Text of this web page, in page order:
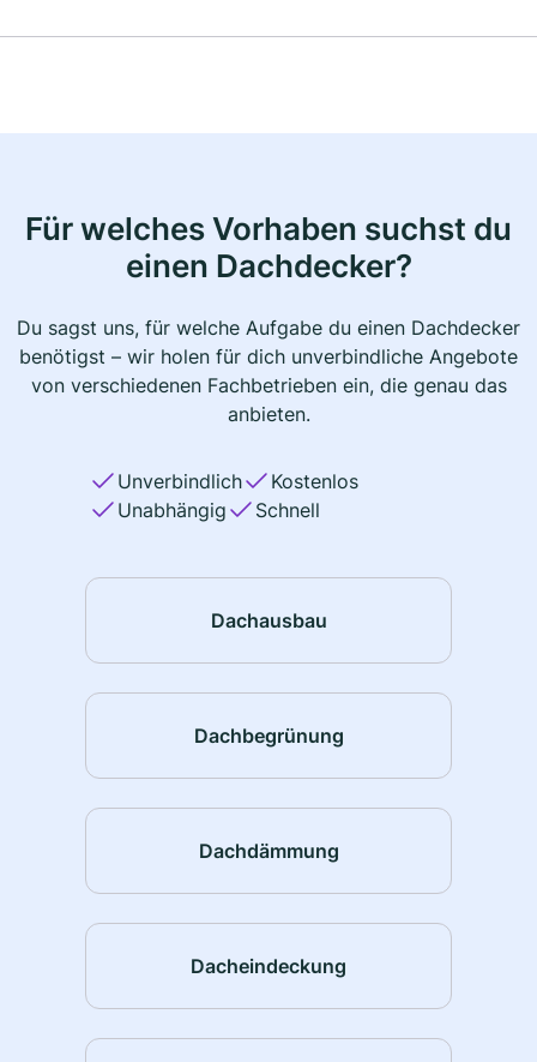
Für welches Vorhaben suchst du
einen Dachdecker?
Du sagst uns, für welche Aufgabe du einen Dachdecker
benötigst – wir holen für dich unverbindliche Angebote
von verschiedenen Fachbetrieben ein, die genau das
anbieten.
Unverbindlich
Kostenlos
Unabhängig
Schnell
Dachausbau
Dachbegrünung
Dachdämmung
Dacheindeckung